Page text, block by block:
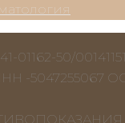
01162-50/
-5047255067